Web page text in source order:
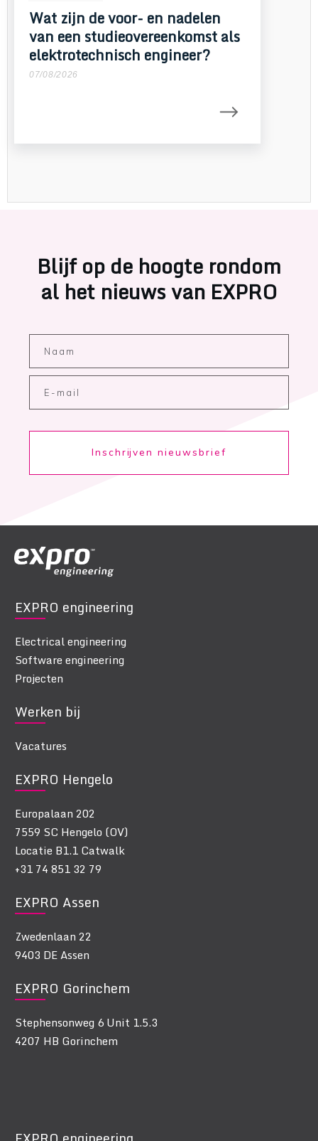
Wat zijn de voor- en nadelen
van een studieovereenkomst als
elektrotechnisch engineer?
07/08/2026
Blijf op de hoogte rondom
al het nieuws van EXPRO
Inschrijven nieuwsbrief
EXPRO engineering
Electrical engineering
Software engineering
Projecten
Werken bij
Vacatures
EXPRO Hengelo
Europalaan 202
7559 SC Hengelo (OV)
Locatie B1.1 Catwalk
+31 74 851 32 79
EXPRO Assen
Zwedenlaan 22
9403 DE Assen
EXPRO Gorinchem
Stephensonweg 6 Unit 1.5.3
4207 HB Gorinchem